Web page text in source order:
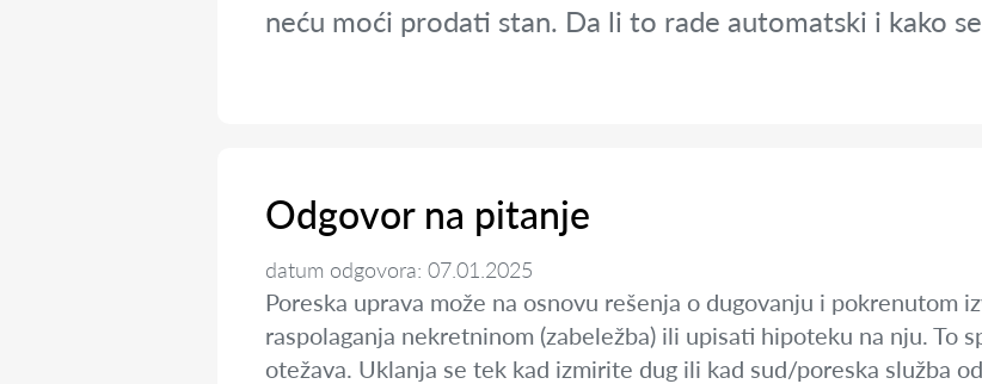
neću moći prodati stan. Da li to rade automatski i kako
Odgovor na pitanje
datum odgovora: 07.01.2025
Poreska uprava može na osnovu rešenja o dugovanju i pokrenutom
raspolaganja nekretninom (zabeležba) ili upisati hipoteku na nju. To
otežava. Uklanja se tek kad izmirite dug ili kad sud/poreska služba